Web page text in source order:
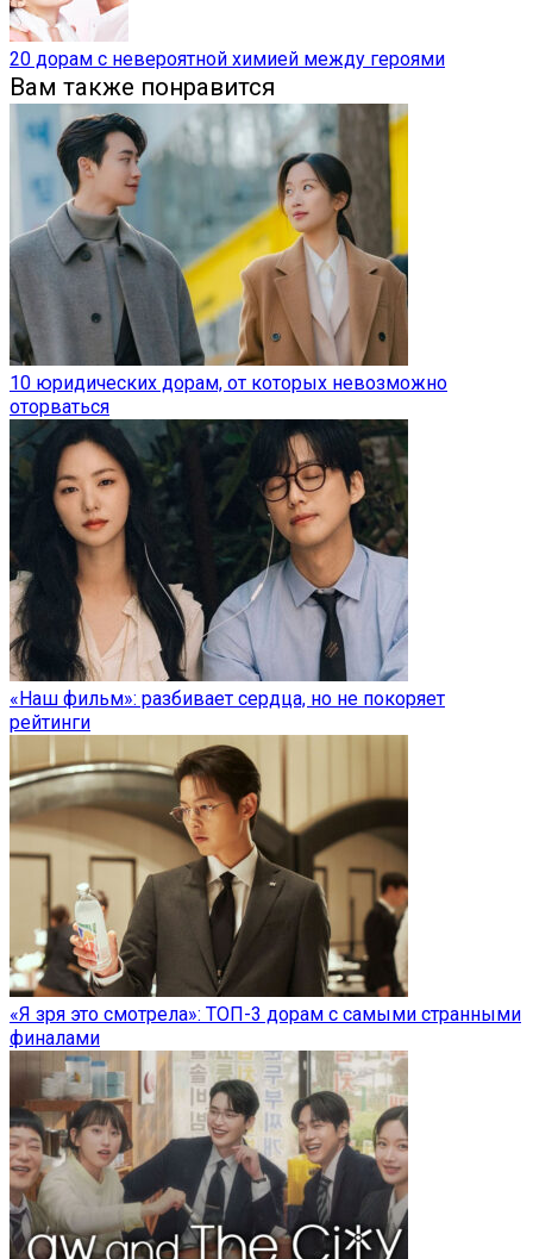
20 дорам с невероятной химией между героями
Вам также понравится
10 юридических дорам, от которых невозможно
оторваться
«Наш фильм»: разбивает сердца, но не покоряет
рейтинги
«Я зря это смотрела»: ТОП-3 дорам с самыми странными
финалами